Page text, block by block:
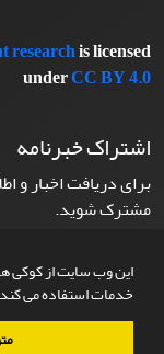
این وب سایت از کوکی ها
خدمات استفاده می
researchis licensed
underCC BY 4.0
اشتراک خبرنامه
برای دریافت اخبار و
مشترک شوید.